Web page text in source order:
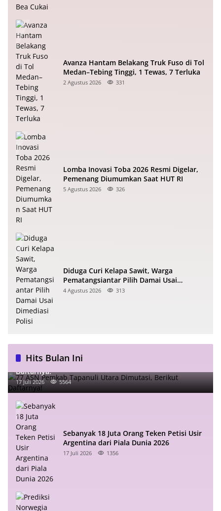
Avanza Hantam Belakang Truk Fuso di Tol
Medan–Tebing Tinggi, 1 Tewas, 7 Terluka
2 Agustus 2026 331
Lomba Inovasi Toba 2026 Resmi Digelar,
Pemenang Diumumkan Saat HUT RI
5 Agustus 2026 326
Diduga Curi Kelapa Sawit, Warga
Pematangsiantar Pilih Damai Usai
Dimediasi Polisi
4 Agustus 2026 313
Hits Bulan Ini
77 ASN Pemkab Tapanuli Utara Dimutasi, Berikut
Daftarnya!
17 Juli 2026 5564
Sebanyak 18 Juta Orang Teken Petisi Usir
Argentina dari Piala Dunia 2026
17 Juli 2026 1356